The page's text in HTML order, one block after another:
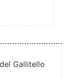
Gallitello